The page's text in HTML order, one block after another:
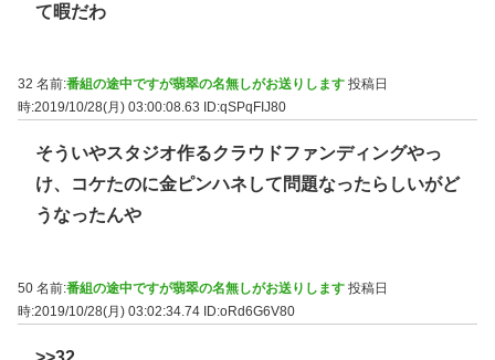
て暇だわ
32 名前:番組の途中ですが翡翠の名無しがお送りします 投稿日
時:2019/10/28(月) 03:00:08.63
ID:qSPqFIJ80
そういやスタジオ作るクラウドファンディングやっ
け、コケたのに金ピンハネして問題なったらしいがど
うなったんや
50 名前:番組の途中ですが翡翠の名無しがお送りします 投稿日
時:2019/10/28(月) 03:02:34.74 ID:oRd6G6V80